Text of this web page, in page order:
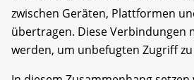
zwischen Geräten, Plattformen
übertragen. Diese Verbindungen
werden, um unbefugten Zugriff